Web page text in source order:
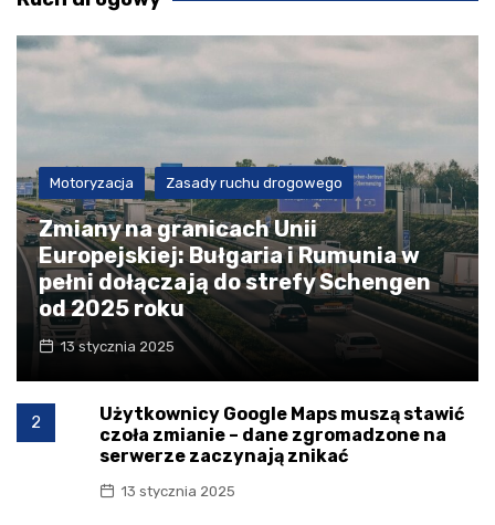
Motoryzacja Zasady ruchu drogowego
Zmiany na granicach Unii
Europejskiej: Bułgaria i Rumunia w
pełni dołączają do strefy Schengen
od 2025 roku
13 stycznia 2025
2
Użytkownicy Google Maps muszą stawić
czoła zmianie – dane zgromadzone na
serwerze zaczynają znikać
13 stycznia 2025